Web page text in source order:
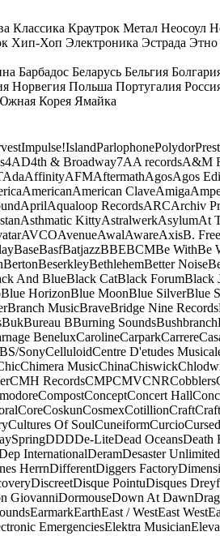
Классика Краутрок Метал Неосоул
Хип-Хоп Электроника Эстрада Этно
Барбадос Беларусь Бельгия
Норвегия Польша Португалия
Корея Ямайка
Impulse!IslandParlophonePolydor
4AD4th & Broadway7AA recordsA&M
AdaAffinityAFMAftermathAgosAgos
AmericanAmerican ClaveAmiga
AprilAqualoop RecordsARCArchiv
Asthmatic KittyAstralwerkAsylumAt
AVCOAvenueAwalAwareAxisB. Free
BaseBasfBatjazzBBEBCMBe WithBe
BertonBeserkleyBethlehemBetter Noise
And BlueBlack CatBlack ForumBlack
Blue HorizonBlue MoonBlue SilverBlue
Branch MusicBraveBridge Nine Records
BukBureau BBurning SoundsBushbranch
BeneluxCarolineCarparkCarrere
SonyCelluloidCentre D'etudes
Chimera MusicChinaChiswick
CMH RecordsCMPCMVCNRCobblers
CompostConceptConcert Hall
CoreCoskunCosmexCotillionCraft
Cultures Of SoulCuneiformCurcio
DDDDe-LiteDead OceansDeath
InternationalDeramDesaster Unlimited
HerrnDifferentDiggers Factory
DiscreetDisque PointuDisques
GiovanniDormouseDown At Dawn
EarmarkEarthEast / WestEast West
EmergenciesElektra Musician